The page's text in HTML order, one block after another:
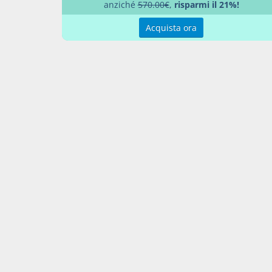
anziché570.00€, risparmi il 21%!
Acquista ora